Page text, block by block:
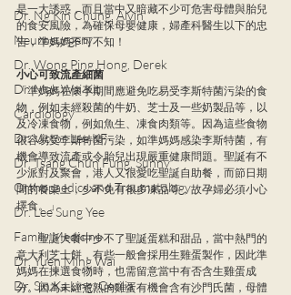
Dr. Ng Kin Chung, Alvin
Neurosurgery
Dr. Wong Ping Hong, Derek
Dr. Mak Wai Kit
Cardiology
Dr. Victor Lee KF
Dr. Tsang Chun Fung, Sunny
Orthopaedics and Traumatology
Dr. Lee Sung Yee
Family Medicine
Dr. Yuen Ming Wai
Dr. Sin Ka Ling, Cecilia
是一大誘惑，而且當中又暗藏不少可危害母體與胎兒
的食安風險，為確保母嬰健康，婦產科醫生以下的忠
告，準媽媽不可不知！
小心可致流產細菌
「準媽媽在懷孕期間應避免吃易受李斯特菌污染的食
物，例如未經殺菌的牛奶、芝士及一些奶製品等，以
及冷凍食物，例如魚生、凍食肉類等。因為這些食物
很容易受李斯特菌污染，如準媽媽感染李斯特菌，有
機會導致流產或令胎兒出現嚴重健康問題。聖誕有不
少派對及聚會，港人又很愛吃聖誕自助餐，而節日期
間的餐桌上，少不免有很多凍品等，故孕婦必須小心
擇食。」
聖誕大餐中少不了聖誕蛋糕和甜品，當中熱門的
意大利芝士餅，有些一般會採用生雞蛋製作，因此準
媽媽在揀選食物時，也需留意當中有否含生雞蛋成
分。因為未經煮熟的雞蛋有機會含有沙門氏菌，母體